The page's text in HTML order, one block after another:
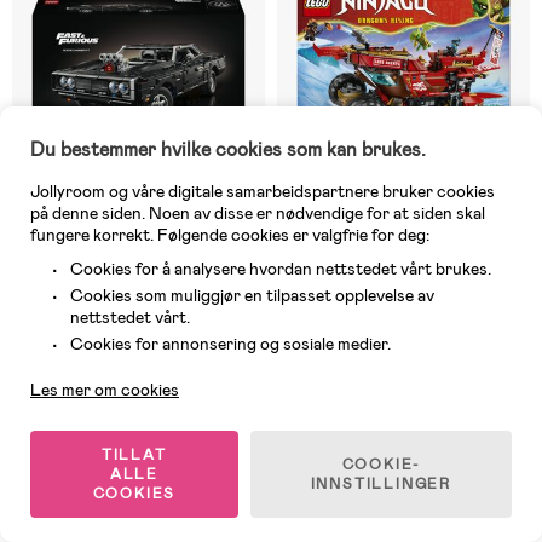
På nettlager
LEGO Technic 42231 Fast and
Furious Dodge Charger R/T-bil
1 423 kr
Veil. Pris: 1 999 kr
10 IGJEN
bounty
Du bestemmer hvilke cookies som kan brukes.
Jollyroom og våre digitale samarbeidspartnere bruker cookies
på denne siden. Noen av disse er nødvendige for at siden skal
fungere korrekt. Følgende cookies er valgfrie for deg:
Cookies for å analysere hvordan nettstedet vårt brukes.
Cookies som muliggjør en tilpasset opplevelse av
nettstedet vårt.
Cookies for annonsering og sosiale medier.
Les mer om cookies
TILLAT
ALLE
COOKIES
COOKIE-
INNSTILLINGER